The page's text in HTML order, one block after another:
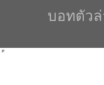
บอทตัวล่